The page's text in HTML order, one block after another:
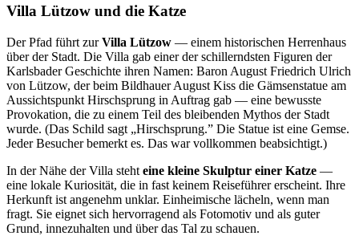
Villa Lützow und die Katze
Der Pfad führt zurVilla Lützow — einem historischen Herrenhaus
über der Stadt. Die Villa gab einer der schillerndsten Figuren der
Karlsbader Geschichte ihren Namen: Baron August Friedrich Ulrich
von Lützow, der beim Bildhauer August Kiss die Gämsenstatue am
Aussichtspunkt Hirschsprung in Auftrag gab — eine bewusste
Provokation, die zu einem Teil des bleibenden Mythos der Stadt
wurde. (Das Schild sagt „Hirschsprung.” Die Statue ist eine Gemse.
Jeder Besucher bemerkt es. Das war vollkommen beabsichtigt.)
In der Nähe der Villa steht eine kleine Skulptur einer Katze —
eine lokale Kuriosität, die in fast keinem Reiseführer erscheint. Ihre
Herkunft ist angenehm unklar. Einheimische lächeln, wenn man
fragt. Sie eignet sich hervorragend als Fotomotiv und als guter
Grund, innezuhalten und über das Tal zu schauen.